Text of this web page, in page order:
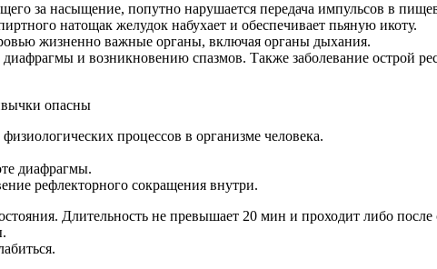
за насыщение, попутно нарушается передача импульсов в
натощак желудок набухает и обеспечивает пьяную икоту.
жизненно важные органы, включая органы дыхания.
и возникновению спазмов. Также заболевание острой
процессов в организме человека.
диафрагмы.
рефлекторного сокращения внутри.
Длительность не превышает 20 мин и проходит либо